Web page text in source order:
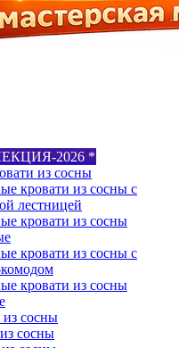
2026 *
из сосны
кровати из сосны с
лестницей
кровати из сосны
кровати из сосны с
кровати из сосны
сосны
сосны